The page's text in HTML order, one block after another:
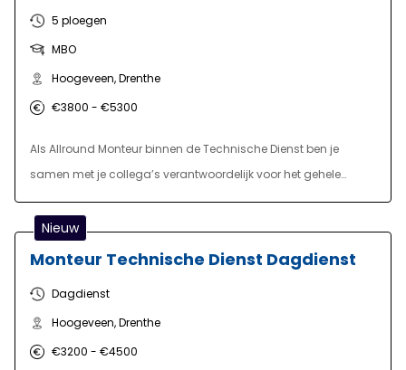
5 ploegen
MBO
Hoogeveen, Drenthe
€3800 - €5300
Als Allround Monteur binnen de Technische Dienst ben je
samen met je collega’s verantwoordelijk voor het gehele
onderhoud aan het geavanceerde hightech machinepark. Je
werkt samen in een 5 ploegensysteem, per dienst werk je
samen met 2 andere monteurs. Je signaleert en verhelpt
pneumatische besturingen van machines, installaties en
robotica. Je verricht zowel correctief als preventief onderhoud
aan het hightech machinepark. Je denkt mee in
Nieuw
Monteur Technische Dienst Dagdienst
Dagdienst
Hoogeveen, Drenthe
€3200 - €4500